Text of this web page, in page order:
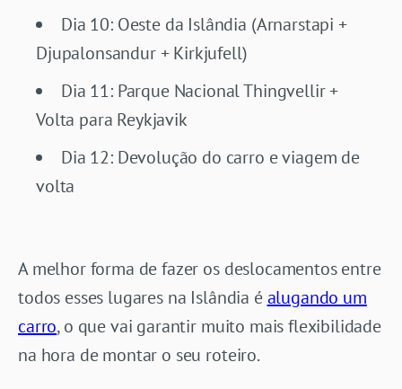
Dia 10: Oeste da Islândia (Arnarstapi +
Djupalonsandur + Kirkjufell)
Dia 11: Parque Nacional Thingvellir +
Volta para Reykjavik
Dia 12: Devolução do carro e viagem de
volta
A melhor forma de fazer os deslocamentos entre
todos esses lugares na Islândia éalugando um
carro, o que vai garantir muito mais flexibilidade
na hora de montar o seu roteiro.